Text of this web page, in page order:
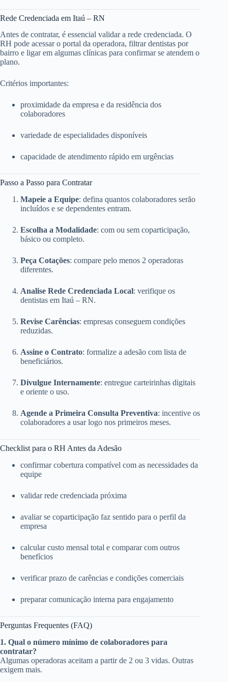
Rede Credenciada em Itaú – RN
Antes de contratar, é essencial validar a rede credenciada. O
RH pode acessar o portal da operadora, filtrar dentistas por
bairro e ligar em algumas clínicas para confirmar se atendem o
plano.
Critérios importantes:
proximidade da empresa e da residência dos
colaboradores
variedade de especialidades disponíveis
capacidade de atendimento rápido em urgências
Passo a Passo para Contratar
Mapeie a Equipe: defina quantos colaboradores serão
incluídos e se dependentes entram.
Escolha a Modalidade: com ou sem coparticipação,
básico ou completo.
Peça Cotações: compare pelo menos 2 operadoras
diferentes.
Analise Rede Credenciada Local: verifique os
dentistas em Itaú – RN.
Revise Carências: empresas conseguem condições
reduzidas.
Assine o Contrato: formalize a adesão com lista de
beneficiários.
Divulgue Internamente: entregue carteirinhas digitais
e oriente o uso.
Agende a Primeira Consulta Preventiva: incentive os
colaboradores a usar logo nos primeiros meses.
Checklist para o RH Antes da Adesão
confirmar cobertura compatível com as necessidades da
equipe
validar rede credenciada próxima
avaliar se coparticipação faz sentido para o perfil da
empresa
calcular custo mensal total e comparar com outros
benefícios
verificar prazo de carências e condições comerciais
preparar comunicação interna para engajamento
Perguntas Frequentes (FAQ)
1. Qual o número mínimo de colaboradores para
contratar?
Algumas operadoras aceitam a partir de 2 ou 3 vidas. Outras
exigem mais.